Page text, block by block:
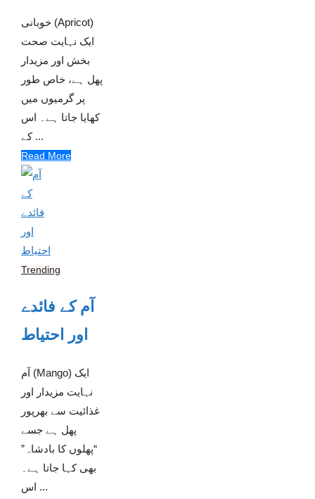
خوبانی (Apricot)
ایک نہایت صحت
بخش اور مزیدار
پھل ہے، خاص طور
پر گرمیوں میں
کھایا جاتا ہے۔ اس
کے ...
Read More
Trending
آم کے فائدے
اور احتیاط
آم (Mango) ایک
نہایت مزیدار اور
غذائیت سے بھرپور
پھل ہے جسے
“پھلوں کا بادشاہ”
بھی کہا جاتا ہے۔
اس ...